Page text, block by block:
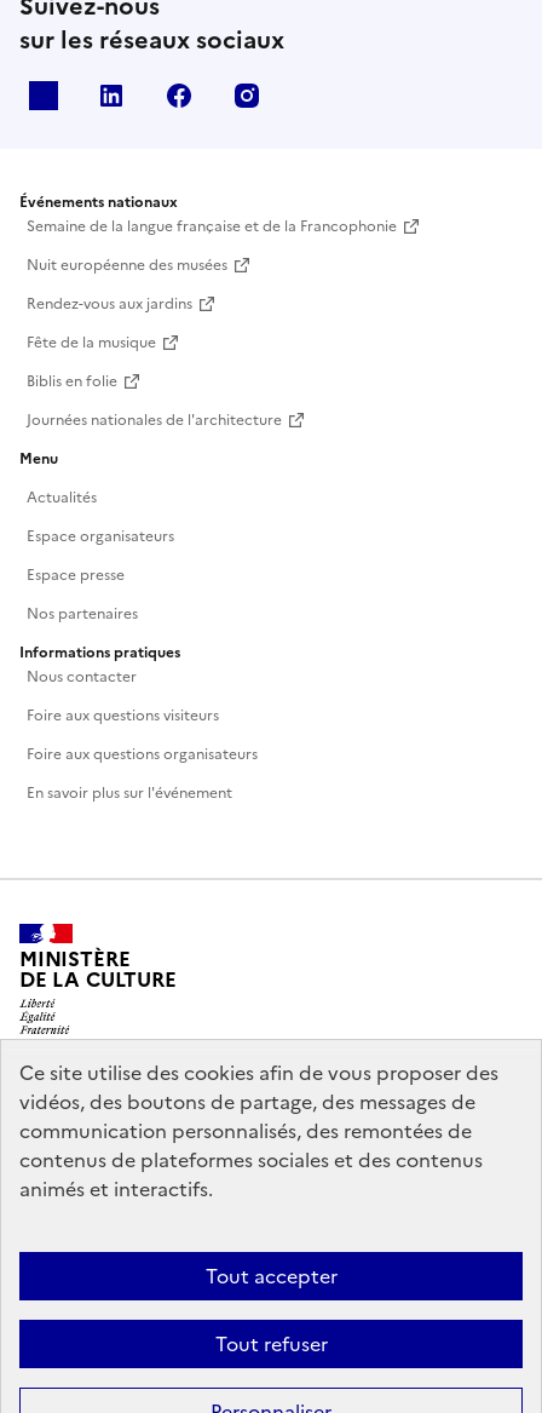
Ce site utilise des cookies afin de vous proposer des
vidéos, des boutons de partage, des messages de
communication personnalisés, des remontées de
contenus de plateformes sociales et des contenus
animés et interactifs.
Tout accepter
Tout refuser
sur les réseaux sociaux
Linkedin Facebook
Événements nationaux
Semaine de la langue française et de la Francophonie
Nuit européenne des musées
Rendez-vous aux jardins
Fête de la musique
Biblis en folie
Journées nationales de l'architecture
Menu
Actualités
Espace organisateurs
Espace presse
Nos partenaires
Informations pratiques
Nous contacter
Foire aux questions visiteurs
Foire aux questions organisateurs
En savoir plus sur l'événement
MINISTÈRE
DE LA CULTURE
legifrance.gouv.fr
info.gouv.fr
service-public.gouv.fr
data.gouv.fr
Mentions légales
conforme
Politique d’utilisation des témoins de connexion
Sauf mention contraire, tous les contenus de ce site sont sous